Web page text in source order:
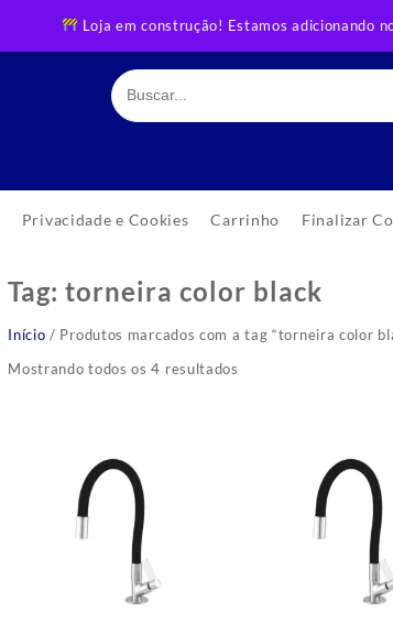
Loja em construção! Estamos adicionando
Privacidade e Cookies Carrinho Finalizar
Tag:torneira color black
Início / Produtos marcados com a tag “torneira color
Mostrando todos os 4 resultados